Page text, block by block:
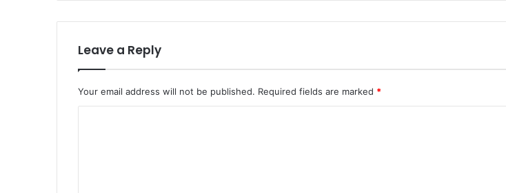
Leave a Reply
Your email address will not be published. Required fields are marked *